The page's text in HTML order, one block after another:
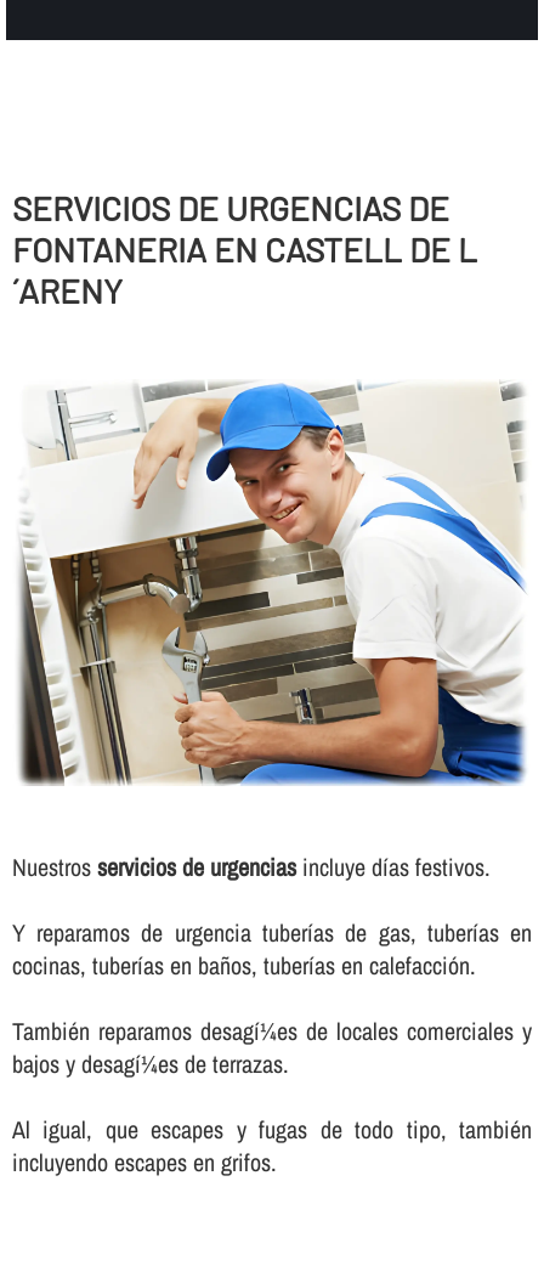
SERVICIOS DE URGENCIAS DE
FONTANERIA EN CASTELL DE L
´ARENY
Nuestrosservicios de urgenciasincluye dí­as festivos.
Y reparamos de urgencia tuberí­as de gas, tuberí­as en
cocinas, tuberí­as en baños, tuberí­as en calefacción.
También reparamos desagí¼es de locales comerciales y
bajos y desagí¼es de terrazas.
Al igual, que escapes y fugas de todo tipo, también
incluyendo escapes en grifos.